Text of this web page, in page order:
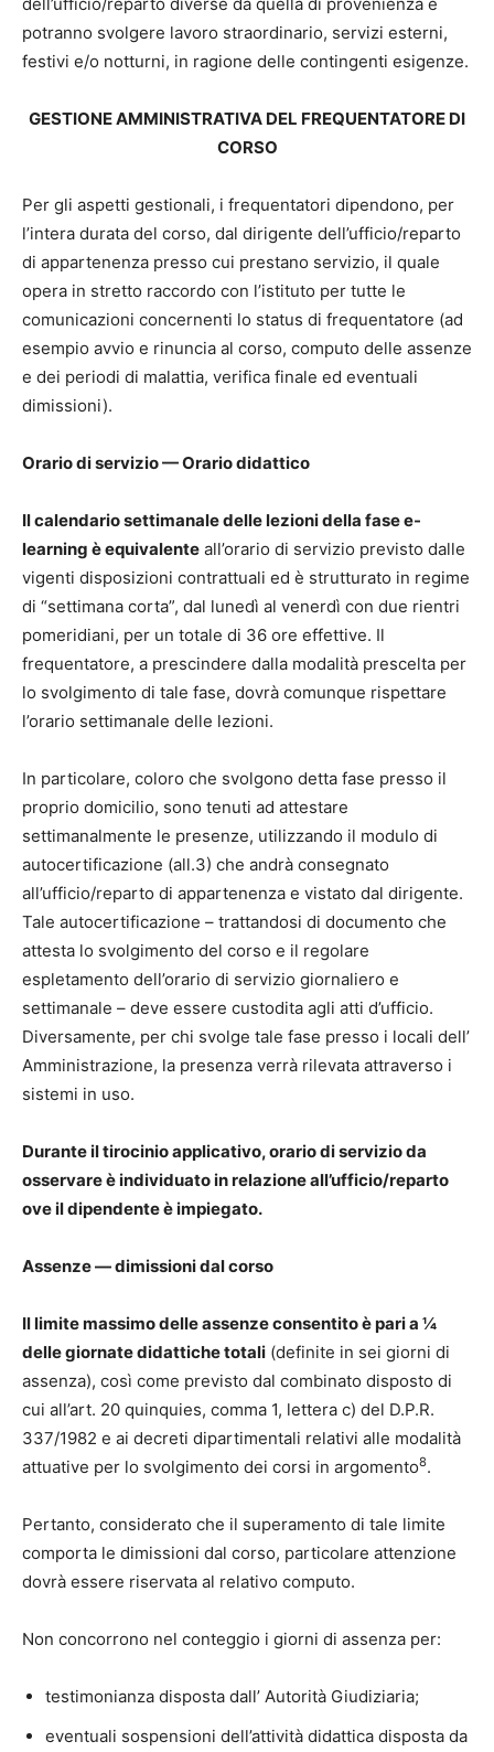
potranno svolgere lavoro straordinario, servizi esterni,
festivi e/o notturni, in ragione delle contingenti esigenze.
GESTIONE AMMINISTRATIVA DEL FREQUENTATORE DI
CORSO
Per gli aspetti gestionali, i frequentatori dipendono, per
l’intera durata del corso, dal dirigente dell’ufficio/reparto
di appartenenza presso cui prestano servizio, il quale
opera in stretto raccordo con l’istituto per tutte le
comunicazioni concernenti lo status di frequentatore (ad
esempio avvio e rinuncia al corso, computo delle assenze
e dei periodi di malattia, verifica finale ed eventuali
dimissioni).
Orario di servizio — Orario didattico
Il calendario settimanale delle lezioni della fase e-
learning è equivalente all’orario di servizio previsto dalle
vigenti disposizioni contrattuali ed è strutturato in regime
di “settimana corta”, dal lunedì al venerdì con due rientri
pomeridiani, per un totale di 36 ore effettive. Il
frequentatore, a prescindere dalla modalità prescelta per
lo svolgimento di tale fase, dovrà comunque rispettare
l’orario settimanale delle lezioni.
In particolare, coloro che svolgono detta fase presso il
proprio domicilio, sono tenuti ad attestare
settimanalmente le presenze, utilizzando il modulo di
autocertificazione (all.3) che andrà consegnato
all’ufficio/reparto di appartenenza e vistato dal dirigente.
Tale autocertificazione – trattandosi di documento che
attesta lo svolgimento del corso e il regolare
espletamento dell’orario di servizio giornaliero e
settimanale – deve essere custodita agli atti d’ufficio.
Diversamente, per chi svolge tale fase presso i locali dell’
Amministrazione, la presenza verrà rilevata attraverso i
sistemi in uso.
Durante il tirocinio applicativo, orario di servizio da
osservare è individuato in relazione all’ufficio/reparto
ove il dipendente è impiegato.
Assenze — dimissioni dal corso
Il limite massimo delle assenze consentito è pari a ¼
delle giornate didattiche totali (definite in sei giorni di
assenza), così come previsto dal combinato disposto di
cui all’art. 20 quinquies, comma 1, lettera c) del D.P.R.
337/1982 e ai decreti dipartimentali relativi alle modalità
attuative per lo svolgimento dei corsi in argomento8.
Pertanto, considerato che il superamento di tale limite
comporta le dimissioni dal corso, particolare attenzione
dovrà essere riservata al relativo computo.
Non concorrono nel conteggio i giorni di assenza per:
testimonianza disposta dall’ Autorità Giudiziaria;
eventuali sospensioni dell’attività didattica disposta da